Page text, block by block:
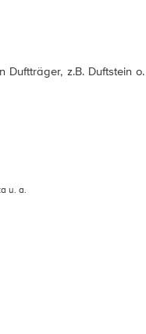
Duftträger, z.B. Duftstein o.
u. a.